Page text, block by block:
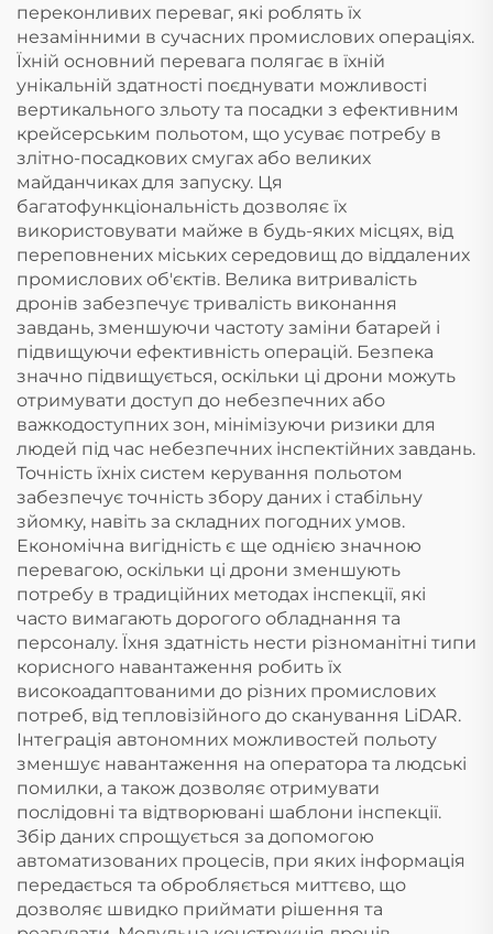
переконливих переваг, які роблять їх
незамінними в сучасних промислових операціях.
Їхній основний перевага полягає в їхній
унікальній здатності поєднувати можливості
вертикального зльоту та посадки з ефективним
крейсерським польотом, що усуває потребу в
злітно-посадкових смугах або великих
майданчиках для запуску. Ця
багатофункціональність дозволяє їх
використовувати майже в будь-яких місцях, від
переповнених міських середовищ до віддалених
промислових об'єктів. Велика витривалість
дронів забезпечує тривалість виконання
завдань, зменшуючи частоту заміни батарей і
підвищуючи ефективність операцій. Безпека
значно підвищується, оскільки ці дрони можуть
отримувати доступ до небезпечних або
важкодоступних зон, мінімізуючи ризики для
людей під час небезпечних інспектійних завдань.
Точність їхніх систем керування польотом
забезпечує точність збору даних і стабільну
зйомку, навіть за складних погодних умов.
Економічна вигідність є ще однією значною
перевагою, оскільки ці дрони зменшують
потребу в традиційних методах інспекції, які
часто вимагають дорогого обладнання та
персоналу. Їхня здатність нести різноманітні типи
корисного навантаження робить їх
високоадаптованими до різних промислових
потреб, від тепловізійного до сканування LiDAR.
Інтеграція автономних можливостей польоту
зменшує навантаження на оператора та людські
помилки, а також дозволяє отримувати
послідовні та відтворювані шаблони інспекції.
Збір даних спрощується за допомогою
автоматизованих процесів, при яких інформація
передається та обробляється миттєво, що
дозволяє швидко приймати рішення та